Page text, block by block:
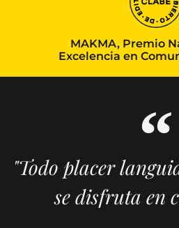
MAKMA, Premio
Excelencia en
"Todo placer
se disfruta en